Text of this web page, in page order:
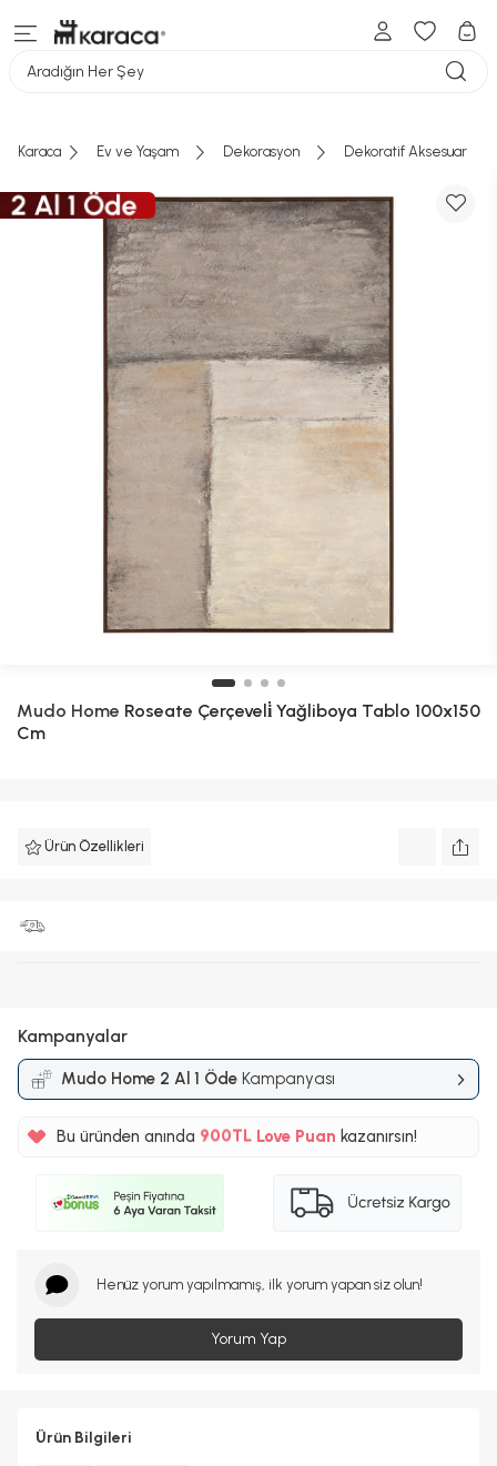
Aradığın Her Şey
Karaca Ev ve Yaşam Dekorasyon Dekoratif Aksesuar
Mudo Home Roseate Çerçeveli̇ Yağliboya Tablo 100x150
Cm
Ürün Özellikleri
Kampanyalar
Mudo Home 2 Al 1 Öde Kampanyası
Bu üründen anında 900TL Love Puan kazanırsın!
Henüz yorum yapılmamış, ilk yorum yapan siz olun!
Yorum Yap
Ürün Bilgileri